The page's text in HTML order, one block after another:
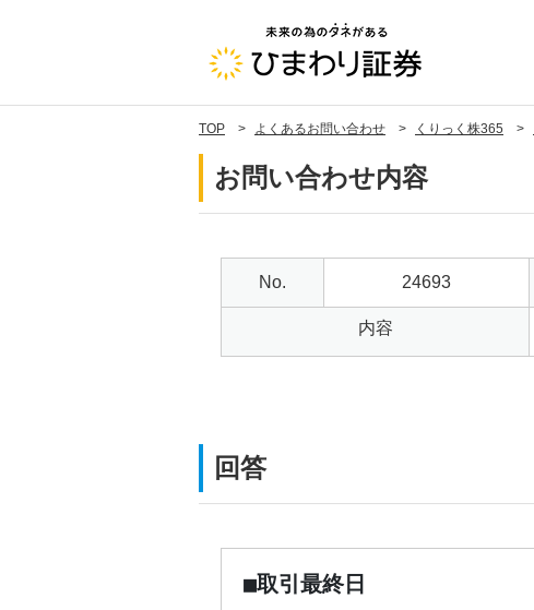
TOP よくあるお問い合わせ くりっく株365
お問い合わせ内容
No. 24693
内容
回答
■取引最終日